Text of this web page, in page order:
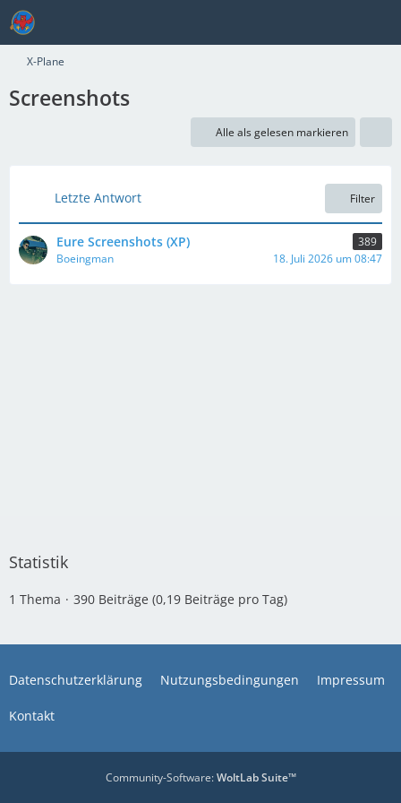
X-Plane
Screenshots
Alle als gelesen markieren
Letzte Antwort Filter
Eure Screenshots (XP)
389
Boeingman
18. Juli 2026 um 08:47
Statistik
1 Thema 390 Beiträge (0,19 Beiträge pro Tag)
Datenschutzerklärung Nutzungsbedingungen Impressum
Kontakt
Community-Software:WoltLab Suite™